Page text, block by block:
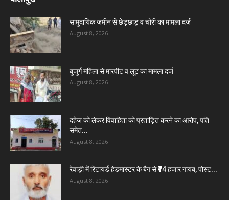
सामुदायिक जमीन से छेड़छाड़ व चोरी का मामला दर्ज
August 8, 2026
बुजुर्ग महिला से मारपीट व लूट का मामला दर्ज
August 8, 2026
दहेज को लेकर विवाहिता को प्रताड़ित करने का आरोप, पति
समेत...
August 8, 2026
रेवाड़ी में रिटायर्ड हेडमास्टर के बैग से ₹74 हजार गायब, पोस्ट...
August 8, 2026